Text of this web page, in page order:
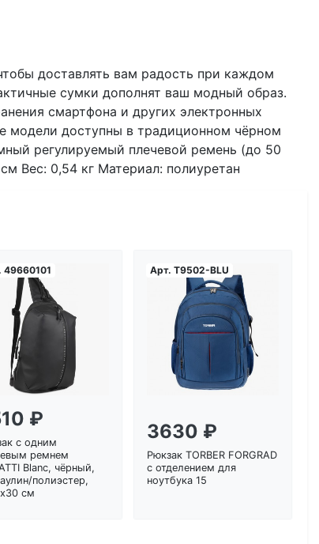
доставлять вам радость при каждом
сумки дополнят ваш модный образ.
смартфона и других электронных
модели доступны в традиционном чёрном
регулируемый плечевой ремень (до 50
Вес: 0,54 кг Материал: полиуретан
49660101
₽
с одним
ремнем
Blanc, чёрный,
полиэстер,
см
Арт. T9502-BLU
3630 ₽
Рюкзак TORBER FORGRAD
с отделением для
ноутбука 15